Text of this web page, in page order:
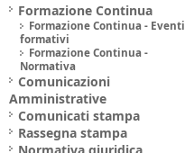
Formazione Continua
Formazione Continua - Eventi
formativi
Formazione Continua -
Normativa
Comunicazioni
Amministrative
Comunicati stampa
Rassegna stampa
Normativa giuridica